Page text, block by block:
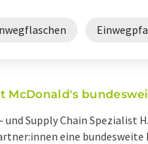
McDonald's
und Supply Chain Spezialist
eine bundesweite